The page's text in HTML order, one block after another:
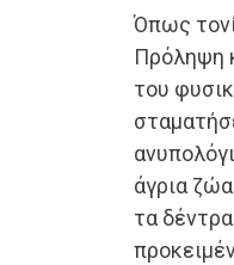
Όπως
Πρόληψη
του
άγρια
τα